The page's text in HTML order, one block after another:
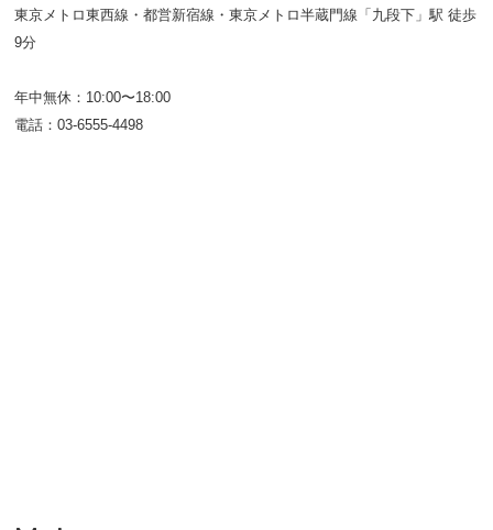
東京メトロ東西線・都営新宿線・東京メトロ半蔵門線「九段下」駅 徒歩
9分
年中無休：10:00〜18:00
電話：03-6555-4498